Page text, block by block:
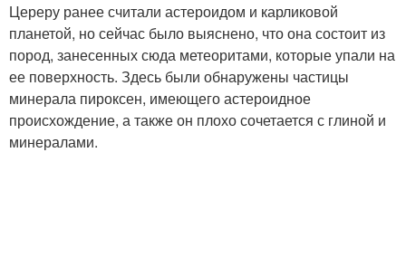
Цереру ранее считали астероидом и карликовой
планетой, но сейчас было выяснено, что она состоит из
пород, занесенных сюда метеоритами, которые упали на
ее поверхность. Здесь были обнаружены частицы
минерала пироксен, имеющего астероидное
происхождение, а также он плохо сочетается с глиной и
минералами.